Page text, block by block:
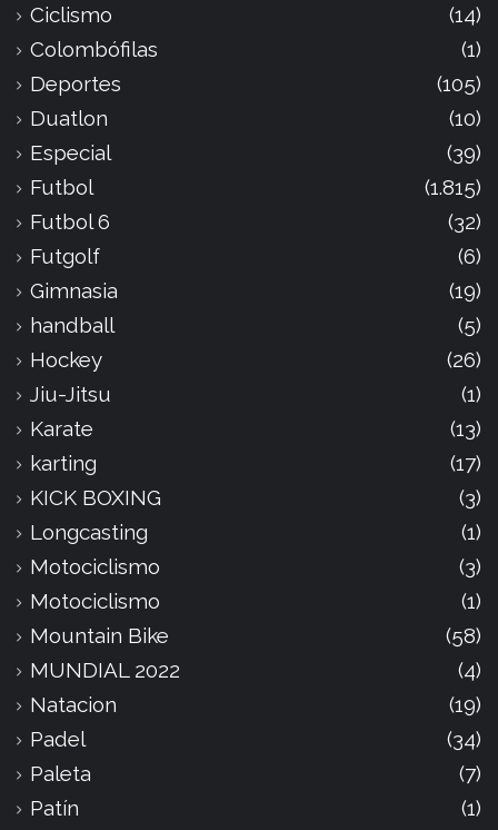
Ciclismo
(14)
Colombófilas
(1)
Deportes
(105)
Duatlon
(10)
Especial
(39)
Futbol
(1.815)
Futbol 6
(32)
Futgolf
(6)
Gimnasia
(19)
handball
(5)
Hockey
(26)
Jiu-Jitsu
(1)
Karate
(13)
karting
(17)
KICK BOXING
(3)
Longcasting
(1)
Motociclismo
(3)
Motociclismo
(1)
Mountain Bike
(58)
MUNDIAL 2022
(4)
Natacion
(19)
Padel
(34)
Paleta
(7)
Patín
(1)